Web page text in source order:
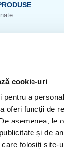
cookie-uri
pentru a
oferi funcții de
asemenea, le
și de
folosiți site-
PRODUSE
USA